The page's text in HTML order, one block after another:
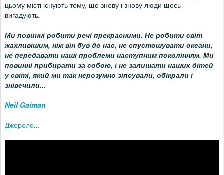
цьому місті існують тому, що знову і знову люди щось
вигадують.
Ми повинні робити речі прекрасними. Не робити світ
жахливішим, ніж він був до нас, не спустошувати океани,
не передавати наші проблеми наступним поколінням. Ми
повинні прибирати за собою, і не залишати наших дітей
у світі, який ми так нерозумно зіпсували, обікрали і
знівечили...
Neil Gaiman
Джерело